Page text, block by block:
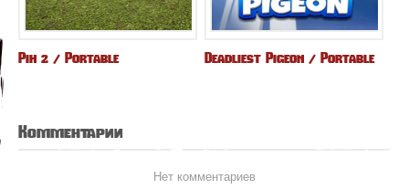
Pih 2 / Portable Deadliest Pigeon / Portable
Комментарии
Нет комментариев